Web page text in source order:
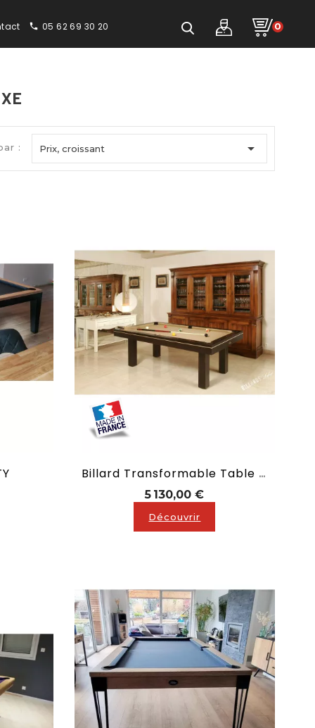
0
phone 05 62 69 30 20
: Prix, croissant 
Billard Transformable Table : Soho
5 130,00 €Prix
Découvrir